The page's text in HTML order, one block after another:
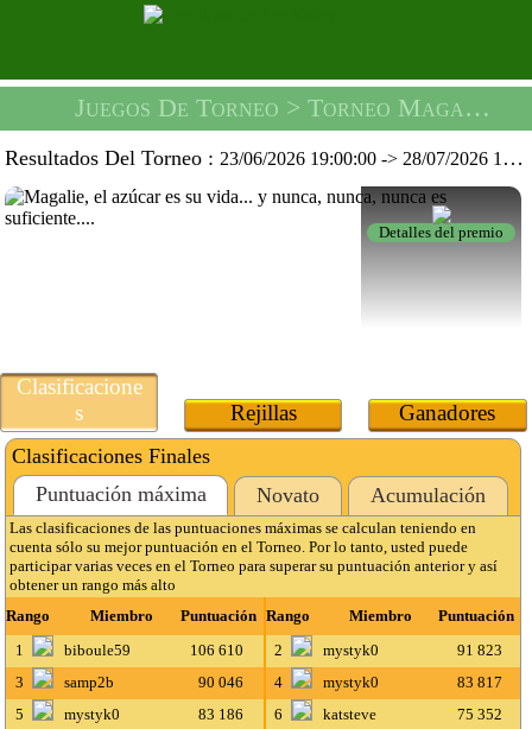
Juegos De Torneo > Torneo Magalie Chipie -
Resultados Del Torneo :23/06/2026 19:00:00 -> 28/07/2026 19:59:59
Detalles del premio
Clasificacione
s
Rejillas Ganadores
Clasificaciones Finales
Puntuación máxima
Novato Acumulación
Las clasificaciones de las puntuaciones máximas se calculan teniendo en
cuenta sólo su mejor puntuación en el Torneo. Por lo tanto, usted puede
participar varias veces en el Torneo para superar su puntuación anterior y así
obtener un rango más alto
Rango
Miembro Puntuación Rango Miembro
Puntuación
1
biboule59 106 610 2 mystyk0
91 823
3
samp2b 90 046 4 mystyk0
83 817
5
mystyk0 83 186 6 katsteve
75 352